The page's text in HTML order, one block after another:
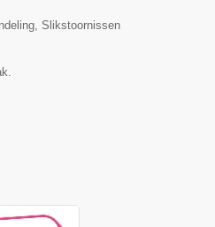
Slikstoornissen